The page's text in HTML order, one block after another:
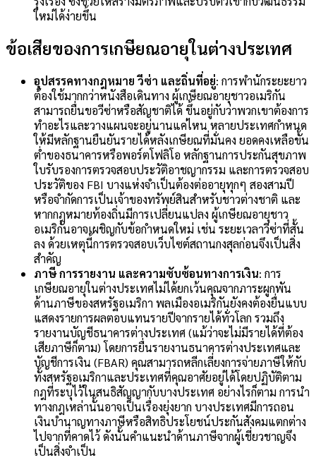
ใหม่ได้ง่ายขึ้น
ข้อเสียของการเกษียณอายุในต่างประเทศ
อุปสรรคทางกฎหมาย วีซ่า และถิ่นที่อยู่: การพำนักระยะยาว
ต้องใช้มากกว่าหนังสือเดินทาง ผู้เกษียณอายุชาวอเมริกัน
สามารถยื่นขอวีซ่าหรือสัญชาติได้ ขึ้นอยู่กับว่าพวกเขาต้องการ
ทำอะไรและวางแผนจะอยู่นานแค่ไหน หลายประเทศกำหนด
ให้มีหลักฐานยืนยันรายได้หลังเกษียณที่มั่นคง ยอดคงเหลือขั้น
ต่ำของธนาคารหรือพอร์ตโฟลิโอ หลักฐานการประกันสุขภาพ
ใบรับรองการตรวจสอบประวัติอาชญากรรม และการตรวจสอบ
ประวัติของ FBI บางแห่งจำเป็นต้องต่ออายุทุกๆ สองสามปี
หรือจำกัดการเป็นเจ้าของทรัพย์สินสำหรับชาวต่างชาติ และ
หากกฎหมายท้องถิ่นมีการเปลี่ยนแปลง ผู้เกษียณอายุชาว
อเมริกันอาจเผชิญกับข้อกำหนดใหม่ เช่น ระยะเวลาวีซ่าที่สั้น
ลง ด้วยเหตุนี้การตรวจสอบเว็บไซต์สถานกงสุลก่อนจึงเป็นสิ่ง
สำคัญ
ภาษี การรายงาน และความซับซ้อนทางการเงิน: การ
เกษียณอายุในต่างประเทศไม่ได้ยกเว้นคุณจากภาระผูกพัน
ด้านภาษีของสหรัฐอเมริกา พลเมืองอเมริกันยังคงต้องยื่นแบบ
แสดงรายการผลตอบแทนรายปีจากรายได้ทั่วโลก รวมถึง
รายงานบัญชีธนาคารต่างประเทศ (แม้ว่าจะไม่มีรายได้ที่ต้อง
เสียภาษีก็ตาม) โดยการยื่นรายงานธนาคารต่างประเทศและ
บัญชีการเงิน (FBAR) คุณสามารถหลีกเลี่ยงการจ่ายภาษีให้กับ
ทั้งสหรัฐอเมริกาและประเทศที่คุณอาศัยอยู่ได้โดยปฏิบัติตาม
กฎที่ระบุไว้ในสนธิสัญญากับบางประเทศ อย่างไรก็ตาม การนำ
ทางกฎเหล่านั้นอาจเป็นเรื่องยุ่งยาก บางประเทศมีการถอน
เงินบำนาญทางภาษีหรือสิทธิประโยชน์ประกันสังคมแตกต่าง
ไปจากที่คาดไว้ ดังนั้นคำแนะนำด้านภาษีจากผู้เชี่ยวชาญจึง
เป็นสิ่งจำเป็น